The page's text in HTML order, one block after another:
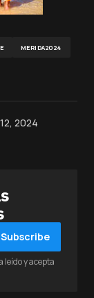
MERIDA2024
2024
Subscribe
y acepta